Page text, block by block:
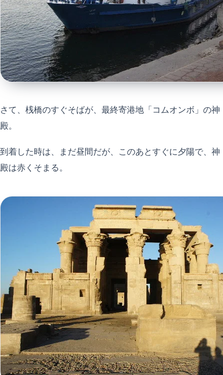
さて、桟橋のすぐそばが、最終寄港地「コムオンボ」の神
殿。
到着した時は、まだ昼間だが、このあとすぐに夕陽で、神
殿は赤くそまる。